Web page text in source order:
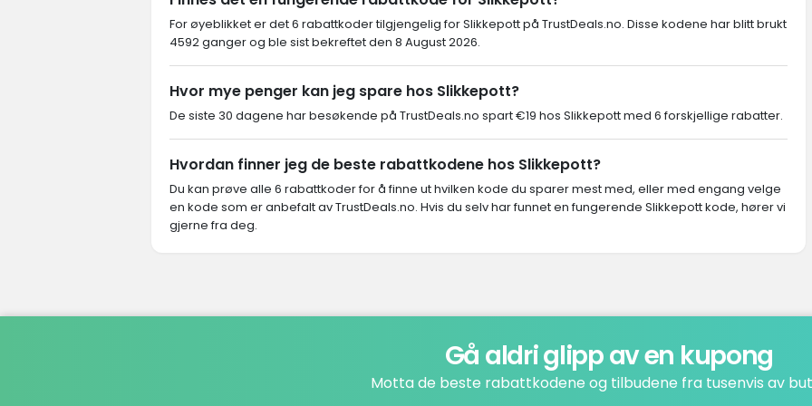
For øyeblikket er det 6 rabattkoder tilgjengelig for Slikkepott på TrustDeals.no. Disse kodene har blitt brukt
4592 ganger og ble sist bekreftet den 8 August 2026.
Hvor mye penger kan jeg spare hos Slikkepott?
De siste 30 dagene har besøkende på TrustDeals.no spart €19 hos Slikkepott med 6 forskjellige rabatter.
Hvordan finner jeg de beste rabattkodene hos Slikkepott?
Du kan prøve alle 6 rabattkoder for å finne ut hvilken kode du sparer mest med, eller med engang velge
en kode som er anbefalt av TrustDeals.no. Hvis du selv har funnet en fungerende Slikkepott kode, hører vi
gjerne fra deg.
Gå aldri glipp av en kupong
Motta de beste rabattkodene og tilbudene fra tusenvis av